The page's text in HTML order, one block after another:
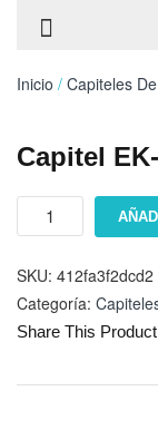
Inicio / Capiteles
Capitel
Capitel
cantidad
SKU: 412fa3f2dcd2
Categoría:
Share This Product